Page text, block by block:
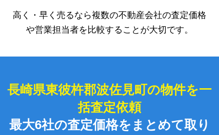
高く・早く売るなら複数の不動産会社の査定価格
や営業担当者を比較することが大切です。
長崎県東彼杵郡波佐見町の物件を一
括査定依頼
最大6社の査定価格をまとめて取り